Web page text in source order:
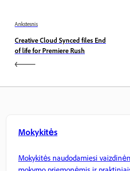
Ankstesnis
Creative Cloud Synced files End
of life for Premiere Rush
Mokykitės
Mokykitės naudodamiesi